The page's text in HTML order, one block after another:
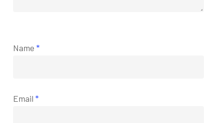
Name *
Email *